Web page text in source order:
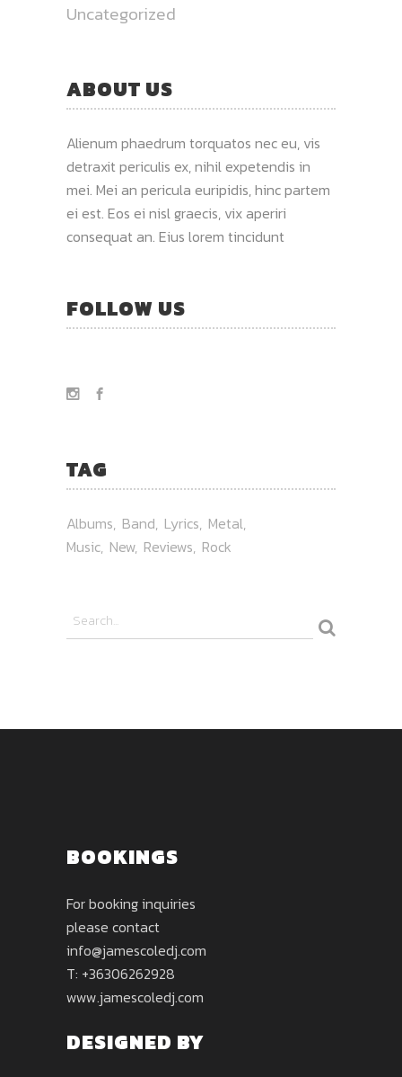
Uncategorized
ABOUT US
Alienum phaedrum torquatos nec eu, vis
detraxit periculis ex, nihil expetendis in
mei. Mei an pericula euripidis, hinc partem
ei est. Eos ei nisl graecis, vix aperiri
consequat an. Eius lorem tincidunt
FOLLOW US
TAG
Albums Band Lyrics Metal
Music New Reviews Rock
BOOKINGS
For booking inquiries
please contact
info@jamescoledj.com
T: +36306262928
www.jamescoledj.com
DESIGNED BY